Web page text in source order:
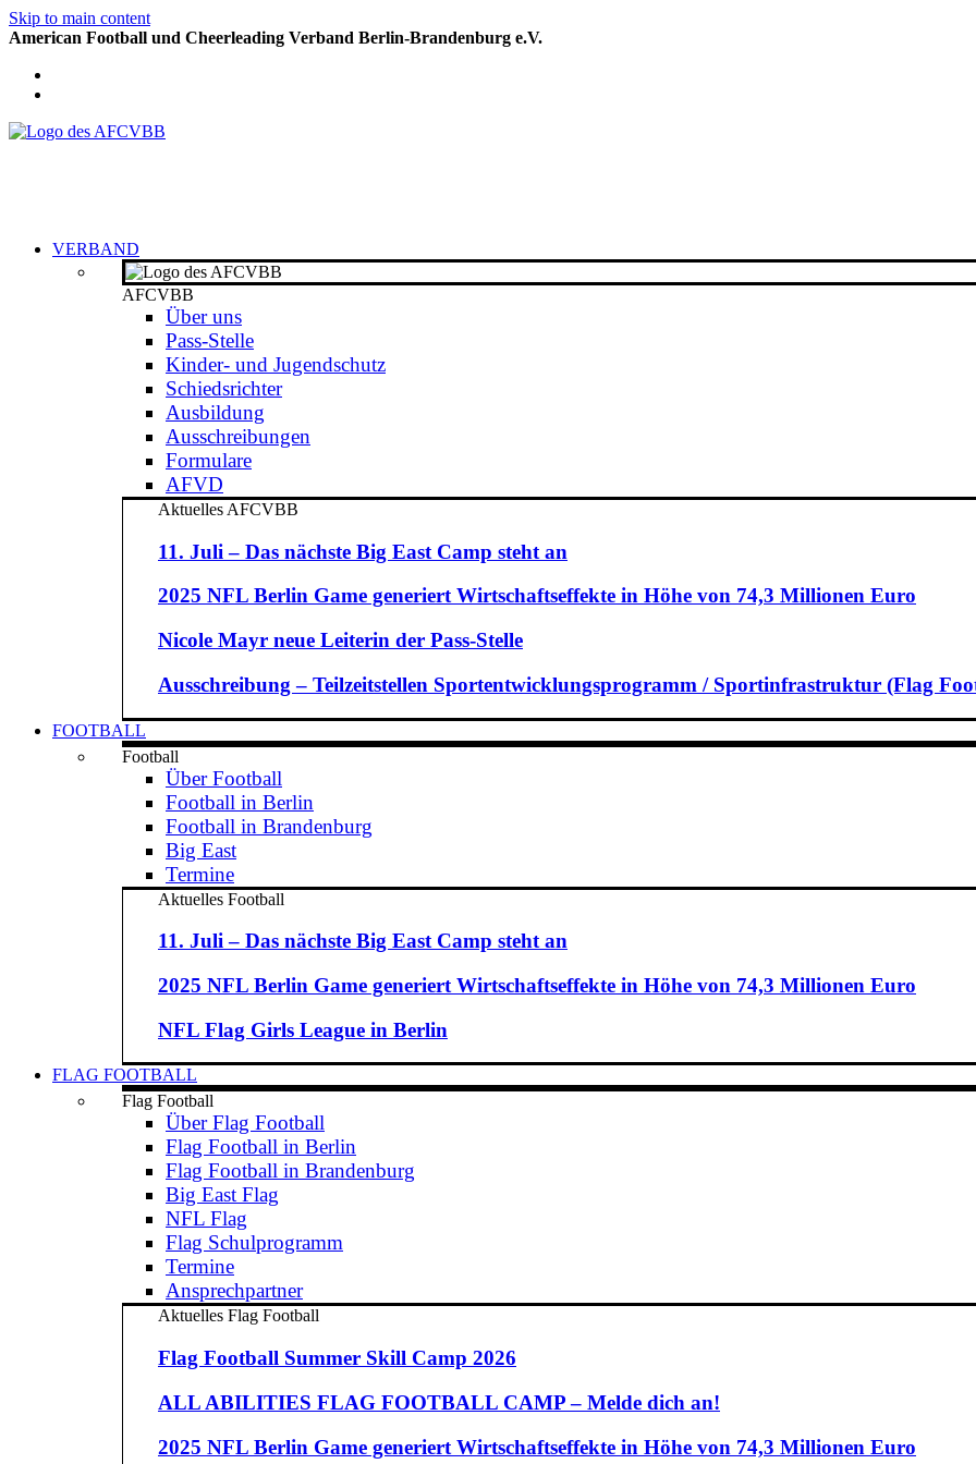
Skip to main content
American Football und Cheerleading Verband Berlin-Brandenburg e.V.
VERBAND
AFCVBB
Über uns
Pass-Stelle
Kinder- und Jugendschutz
Schiedsrichter
Ausbildung
Ausschreibungen
Formulare
AFVD
Aktuelles AFCVBB
11. Juli – Das nächste Big East Camp steht an
2025 NFL Berlin Game generiert Wirtschaftseffekte in Höhe von 74,3 Millionen Euro
Nicole Mayr neue Leiterin der Pass-Stelle
Ausschreibung – Teilzeitstellen Sportentwicklungsprogramm / Sportinfrastruktur (Flag
FOOTBALL
Football
Über Football
Football in Berlin
Football in Brandenburg
Big East
Termine
Aktuelles Football
11. Juli – Das nächste Big East Camp steht an
2025 NFL Berlin Game generiert Wirtschaftseffekte in Höhe von 74,3 Millionen Euro
NFL Flag Girls League in Berlin
FLAG FOOTBALL
Flag Football
Über Flag Football
Flag Football in Berlin
Flag Football in Brandenburg
Big East Flag
NFL Flag
Flag Schulprogramm
Termine
Ansprechpartner
Aktuelles Flag Football
Flag Football Summer Skill Camp 2026
ALL ABILITIES FLAG FOOTBALL CAMP – Melde dich an!
2025 NFL Berlin Game generiert Wirtschaftseffekte in Höhe von 74,3 Millionen Euro